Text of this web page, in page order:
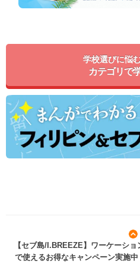
学校選びに悩
カテゴリで
【セブ島/I.BREEZE】ワーケーシ
で使えるお得なキャンペーン実施